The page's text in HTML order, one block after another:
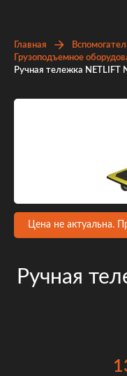
Главная
Грузоподъемное
Ручная тележка NETLIFT
Цена не актуальна.
Ручная